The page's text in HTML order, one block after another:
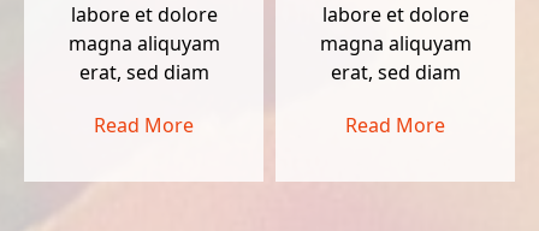
labore et dolore
magna aliquyam
erat, sed diam
Read More
labore et dolore
magna aliquyam
erat, sed diam
Read More